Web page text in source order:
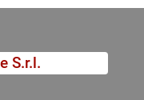
S.r.l.